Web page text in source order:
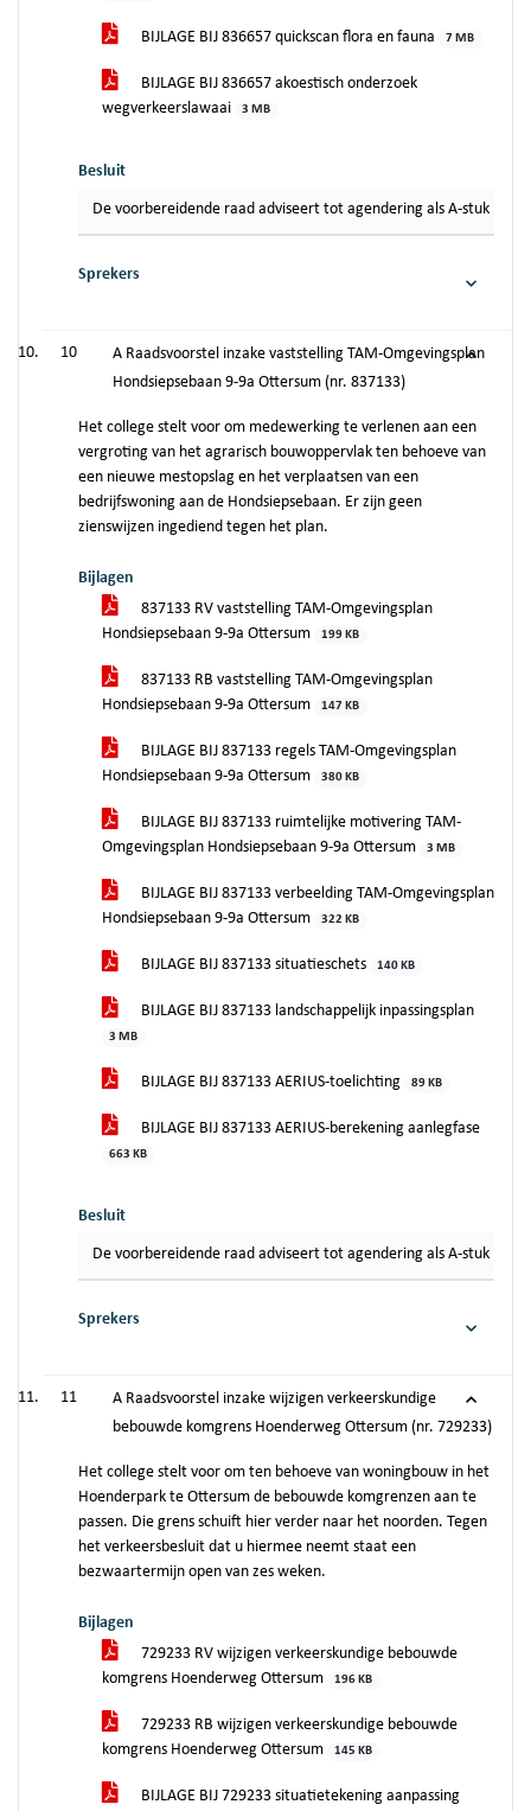
BIJLAGE BIJ 836657 quickscan flora en fauna 7 MB
BIJLAGE BIJ 836657 akoestisch onderzoek
wegverkeerslawaai
3 MB
Besluit
De voorbereidende raad adviseert tot agendering als A-stuk in
Sprekers
10
A Raadsvoorstel inzake vaststelling TAM-Omgevingsplan
Hondsiepsebaan 9-9a Ottersum (nr. 837133)
Het college stelt voor om medewerking te verlenen aan een
vergroting van het agrarisch bouwoppervlak ten behoeve van
een nieuwe mestopslag en het verplaatsen van een
bedrijfswoning aan de Hondsiepsebaan. Er zijn geen
zienswijzen ingediend tegen het plan.
Bijlagen
837133 RV vaststelling TAM-Omgevingsplan
Hondsiepsebaan 9-9a Ottersum
199 KB
837133 RB vaststelling TAM-Omgevingsplan
Hondsiepsebaan 9-9a Ottersum
147 KB
BIJLAGE BIJ 837133 regels TAM-Omgevingsplan
Hondsiepsebaan 9-9a Ottersum
380 KB
BIJLAGE BIJ 837133 ruimtelijke motivering TAM-
Omgevingsplan Hondsiepsebaan 9-9a Ottersum
3 MB
BIJLAGE BIJ 837133 verbeelding TAM-Omgevingsplan
Hondsiepsebaan 9-9a Ottersum
322 KB
BIJLAGE BIJ 837133 situatieschets 140 KB
BIJLAGE BIJ 837133 landschappelijk inpassingsplan
3 MB
BIJLAGE BIJ 837133 AERIUS-toelichting 89 KB
BIJLAGE BIJ 837133 AERIUS-berekening aanlegfase
663 KB
Besluit
De voorbereidende raad adviseert tot agendering als A-stuk in
Sprekers
11
A Raadsvoorstel inzake wijzigen verkeerskundige
bebouwde komgrens Hoenderweg Ottersum (nr. 729233)
Het college stelt voor om ten behoeve van woningbouw in het
Hoenderpark te Ottersum de bebouwde komgrenzen aan te
passen. Die grens schuift hier verder naar het noorden. Tegen
het verkeersbesluit dat u hiermee neemt staat een
bezwaartermijn open van zes weken.
Bijlagen
729233 RV wijzigen verkeerskundige bebouwde
komgrens Hoenderweg Ottersum
196 KB
729233 RB wijzigen verkeerskundige bebouwde
komgrens Hoenderweg Ottersum
145 KB
BIJLAGE BIJ 729233 situatietekening aanpassing